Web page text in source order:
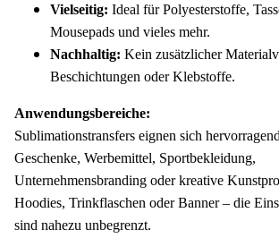
Vielseitig: Ideal für Polyesterstoffe,
Mousepads und vieles mehr.
Nachhaltig: Kein zusätzlicher
Beschichtungen oder Klebstoffe.
Anwendungsbereiche:
Sublimationstransfers eignen sich
Geschenke, Werbemittel, Sportbekleidung,
Unternehmensbranding oder kreative
Hoodies, Trinkflaschen oder Banner – die
sind nahezu unbegrenzt.